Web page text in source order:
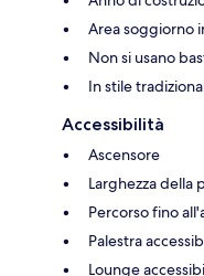
Area soggiorno
Non si usano
In stile
Accessibilità
Ascensore
Larghezza della
Percorso fino
Palestra
Lounge